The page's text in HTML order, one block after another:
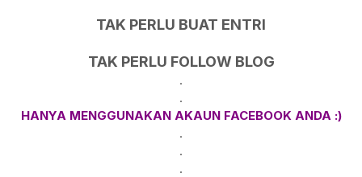
TAK PERLU BUAT ENTRI
TAK PERLU FOLLOW BLOG
.
.
HANYA MENGGUNAKAN AKAUN FACEBOOK ANDA :)
.
.
.